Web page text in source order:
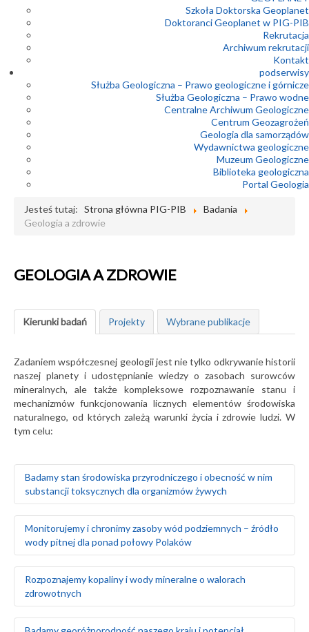
Szkoła Doktorska Geoplanet
Doktoranci Geoplanet w PIG-PIB
Rekrutacja
Archiwum rekrutacji
Kontakt
podserwisy
Służba Geologiczna – Prawo geologiczne i górnicze
Służba Geologiczna – Prawo wodne
Centralne Archiwum Geologiczne
Centrum Geozagrożeń
Geologia dla samorządów
Wydawnictwa geologiczne
Muzeum Geologiczne
Biblioteka geologiczna
Portal Geologia
Jesteś tutaj: Strona główna PIG-PIB
Badania
Geologia a zdrowie
GEOLOGIA A ZDROWIE
Kierunki badań Projekty Wybrane publikacje
Zadaniem współczesnej geologii jest nie tylko odkrywanie historii
naszej planety i udostępnianie wiedzy o zasobach surowców
mineralnych, ale także kompleksowe rozpoznawanie stanu i
mechanizmów funkcjonowania licznych elementów środowiska
naturalnego, od których zależą warunki życia i zdrowie ludzi. W
tym celu:
Badamy stan środowiska przyrodniczego i obecność w nim
substancji toksycznych dla organizmów żywych
skażenie w wyniku działalności człowieka
Prowadzimy badania geochemiczne wód
powierzchniowych, gleb i gruntów oraz osadów
wodnych rzek i jezior
Monitorujemy środowisko gruntowo-wodne w rejonie
obiektów stwarzających zagrożenie dla środowiska
naturalnego, takich jak: zakłady przemysłowe, magazyny
paliw, lotniska, bazy transportowe, jednostki wojskowe
Monitorujemy i chronimy zasoby wód podziemnych – źródło
wody pitnej dla ponad połowy Polaków
podziemnych na obszarze całego kraju
Szacujemy stopień wykorzystania zasobów wód
podziemnych – określamy rezerwy i wyznaczamy obszary
deficytowe
Rozpoznajemy kopaliny i wody mineralne o walorach
zdrowotnych